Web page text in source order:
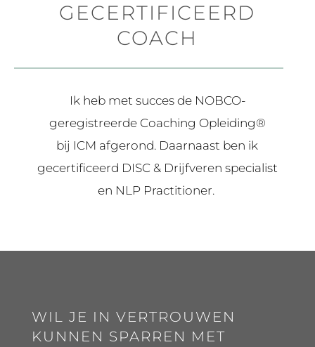
GECERTIFICEERD
COACH
Ik heb met succes de NOBCO-
geregistreerde Coaching Opleiding®
bij ICM afgerond. Daarnaast ben ik
gecertificeerd DISC & Drijfveren specialist
en NLP Practitioner.
WIL JE IN VERTROUWEN
KUNNEN SPARREN MET